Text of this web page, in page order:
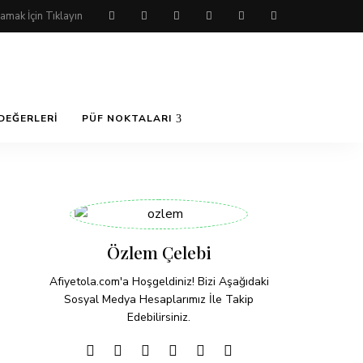
PÜF NOKTALARI
Özlem Çelebi
Afiyetola.com'a Hoşgeldiniz! Bizi Aşağıdaki
Sosyal Medya Hesaplarımız İle Takip
Edebilirsiniz.